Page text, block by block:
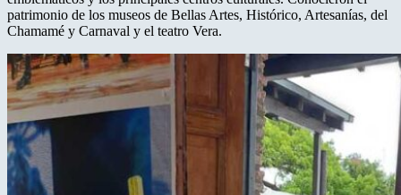
patrimonio de los museos de Bellas Artes, Histórico, Artesanías, del
Chamamé y Carnaval y el teatro Vera.